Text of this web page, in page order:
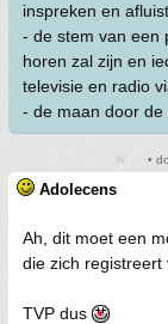
inspreken en
- de stem van een
horen zal zijn en
televisie en radio
- de maan door
•
Adolecens
Ah, dit moet een
die zich registreert
TVP dus